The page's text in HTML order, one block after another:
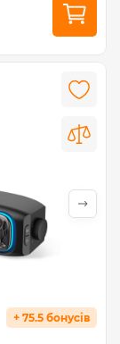
+ 75.5 бонусів